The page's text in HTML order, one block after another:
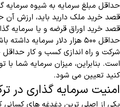
حداقل مبلغ سرمایه به شیوه سرمایه
قصد خرید اوراق قرضه و یا سرمایه
حداقل ۵۰۰ هزار دلار سرمایه
است. بنابراین، میزان سرمایه شما
کنید تعیین می شود.‌
امنیت سرمایه گذاری در
یکی از اصلی ترین دغدغه های کسانی